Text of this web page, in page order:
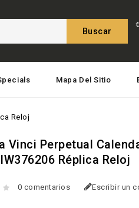
Buscar
€
Mapa Del Sitio
Reloj
Vinci Perpetual
Réplica Reloj
0 comentarios Escribir un